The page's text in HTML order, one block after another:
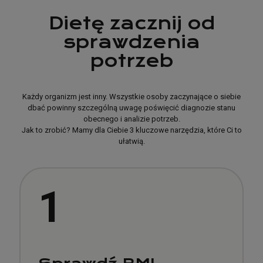
Dietę zacznij od
sprawdzenia
potrzeb
Każdy organizm jest inny. Wszystkie osoby zaczynające o siebie
dbać powinny szczególną uwagę poświęcić diagnozie stanu
obecnego i analizie potrzeb.
Jak to zrobić? Mamy dla Ciebie 3 kluczowe narzędzia, które Ci to
ułatwią.
1